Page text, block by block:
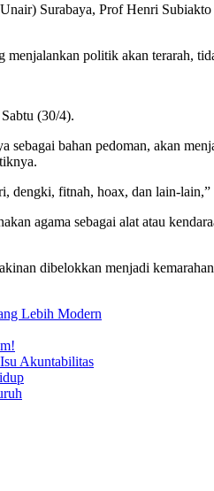
Surabaya, Prof Henri
menjalankan politik akan terarah,
(30/4).
bahan pedoman, akan
dengki, fitnah, hoax, dan lain-lain,”
agama sebagai alat atau
dibelokkan menjadi
Lebih Modern
Akuntabilitas